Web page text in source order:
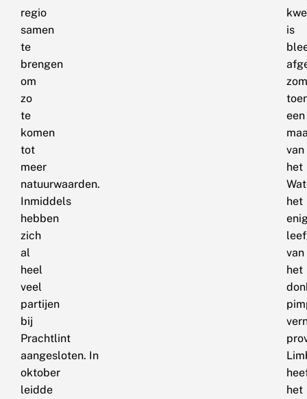
regio
samen
te
brengen
om
zo
te
komen
tot
meer
natuurwaarden.
Inmiddels
hebben
zich
al
heel
veel
partijen
bij
Prachtlint
aangesloten. In
oktober
leidde
is
een
van
het
het
van
het
het